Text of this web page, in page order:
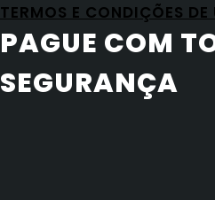
TERMOS E CONDIÇÕES DE
PAGUE COM
SEGURANÇA